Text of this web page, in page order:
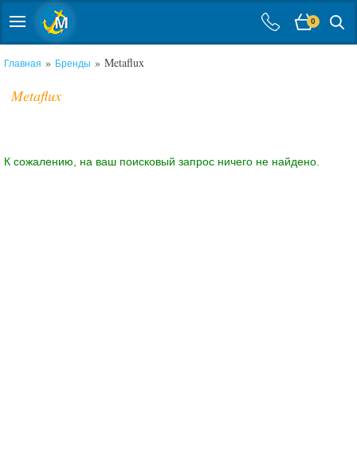
0
Главная » Бренды » Metaflux
Metaflux
К сожалению, на ваш поисковый запрос ничего не найдено.